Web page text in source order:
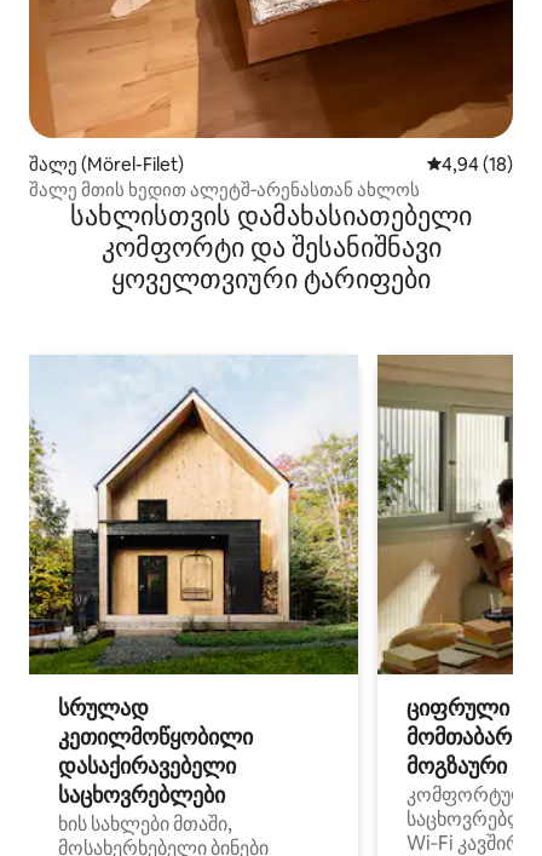
შალე (Mörel-Filet) საშუალო
4,94 (18)
შალე მთის ხედით ალეტშ‑არენასთან ახლოს
სახლისთვის დამახასიათებელი
კომფორტი და შესანიშნავი
ყოველთვიური ტარიფები
სრულად
კეთილმოწყობილი
დასაქირავებელი
საცხოვრებლები
ხის სახლები მთაში,
მოსახერხებელი ბინები
ციფრული
მოგზაური
კომფორტული
Wi‑Fi